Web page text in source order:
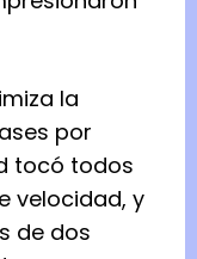
la
por
tocó todos
velocidad, y
de dos